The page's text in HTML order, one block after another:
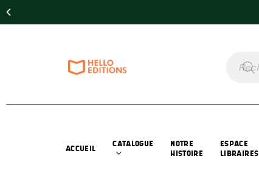
ACCUEIL
CATALOGUE
NOTRE
HISTOIRE
ESPACE
LIBRAIRES